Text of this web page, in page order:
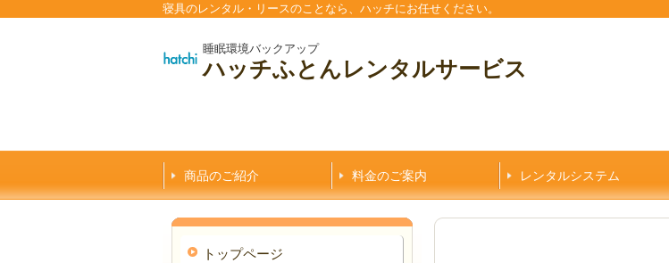
寝具のレンタル・リースのことなら、ハッチにお任せください。
睡眠環境バックアップ
ハッチふとんレンタルサービス
商品のご紹介 料金のご案内 レンタルシステム
トップページ